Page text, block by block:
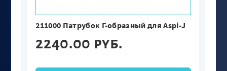
211000 Патрубок Г-образный для Aspi-J
2240.00 руб.